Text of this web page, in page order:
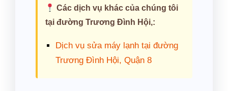
Các dịch vụ khác của chúng tôi
tại đường Trương Đình Hội,:
Dịch vụ sửa máy lạnh tại đường
Trương Đình Hội, Quận 8